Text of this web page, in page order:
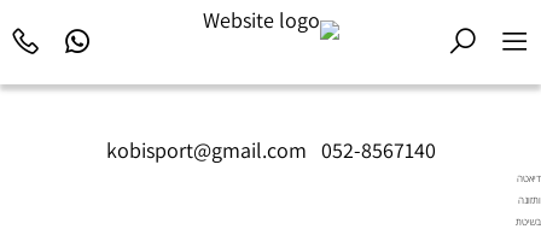
kobisport@gmail.com 052-8567140
דיאטה
ותזונה
בשיטת